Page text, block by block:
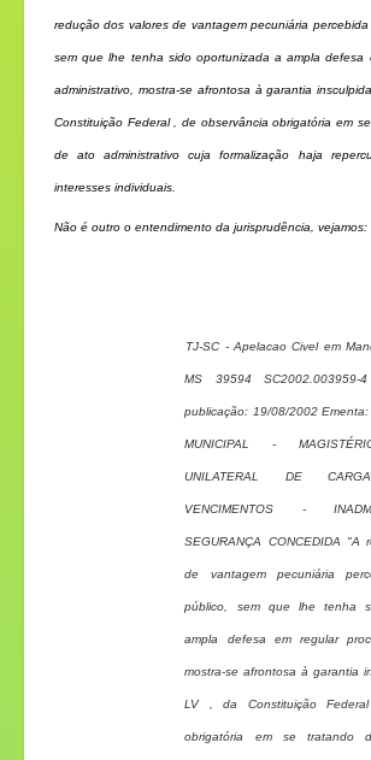
redução dos valores de vantagem pecuniária percebida
sem que lhe tenha sido oportunizada a ampla defesa
administrativo, mostra-se afrontosa à garantia
Constituição Federal , de observância obrigatória em
de ato administrativo cuja formalização haja
interesses individuais.
Não é outro o entendimento da jurisprudência, vejamos:
TJ-SC - Apelacao Civel em
MS 39594 SC2002.003959-
publicação: 19/08/2002 Ementa:
MUNICIPAL -
UNILATERAL DE
VENCIMENTOS -
SEGURANÇA CONCEDIDA "A
de vantagem pecuniária
público, sem que lhe tenha
ampla defesa em regular
mostra-se afrontosa à garantia
LV , da Constituição
obrigatória em se tratando